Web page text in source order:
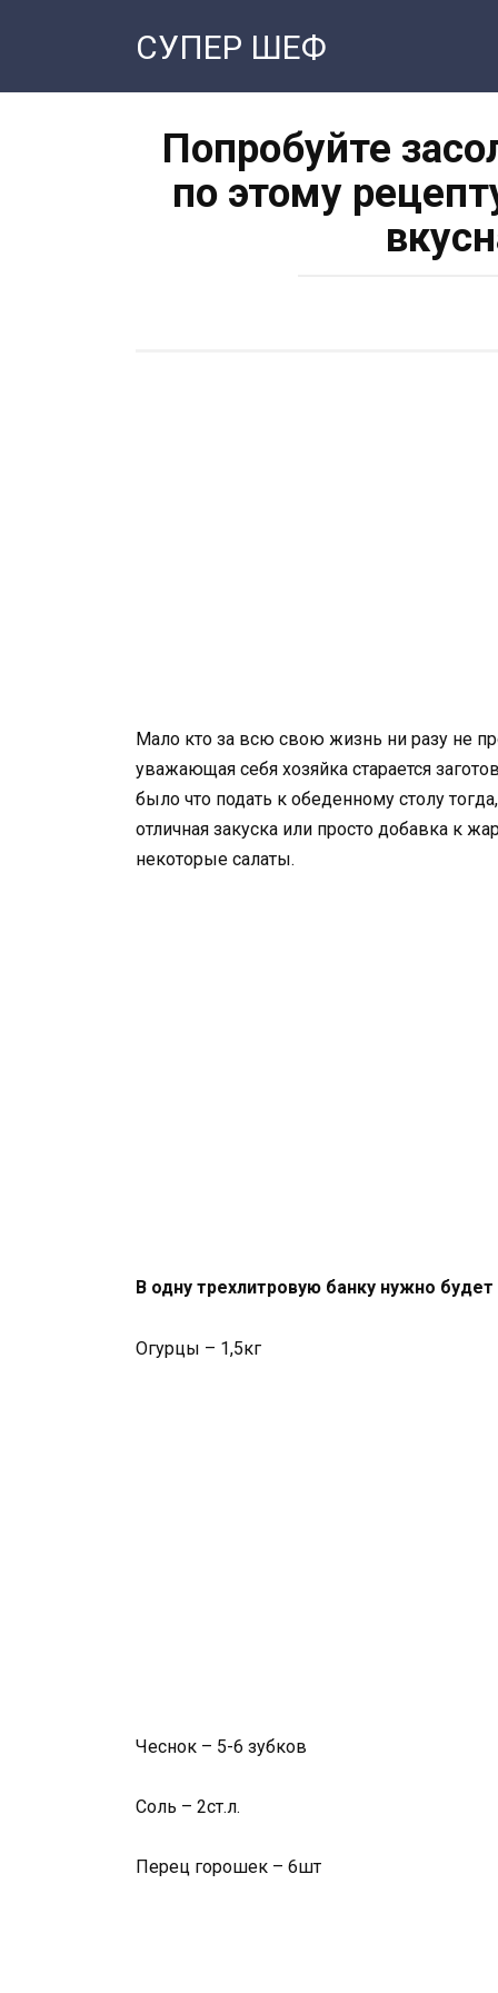
СУПЕР ШЕФ
Попробуйте
по этому
Мало кто за всю свою жизнь ни разу не
уважающая себя хозяйка старается
было что подать к обеденному столу
отличная закуска или просто добавка к
некоторые салаты.
В одну трехлитровую банку нужно
Огурцы – 1,5кг
Чеснок – 5-6 зубков
Соль – 2ст.л.
Перец горошек – 6шт